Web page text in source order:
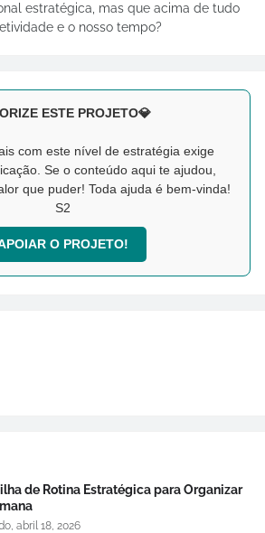
estratégica, mas que acima de tudo
e o nosso tempo?
ESTE PROJETO💎
com este nível de estratégia exige
Se o conteúdo aqui te ajudou,
que puder! Toda ajuda é bem-vinda!
S2
O PROJETO!
de Rotina Estratégica para Organizar
abril 18, 2026